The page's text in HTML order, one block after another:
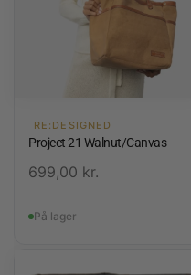
RE:DESIGNED
Project 21 Walnut/Canvas
699,00 kr.
På lager